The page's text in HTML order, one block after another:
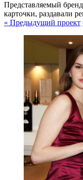
Представляемый
карточки, раздавали
« Предыдущий проект